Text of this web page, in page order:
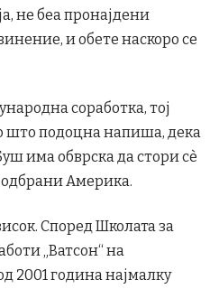
не беа пронајдени
и обете наскоро се
соработка, тој
што подоцна напиша, дека
има обврска да стори сè
одбрани Америка.
Според Школата за
„Ватсон“ на
2001 година најмалку